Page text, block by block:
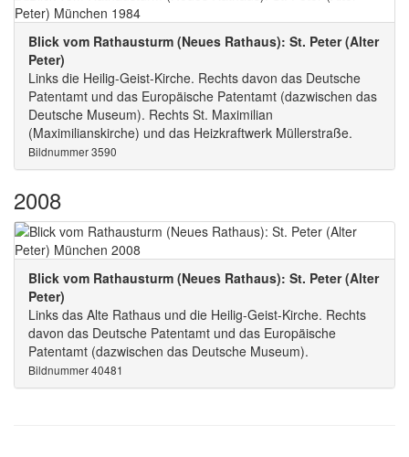
Blick vom Rathausturm (Neues Rathaus): St. Peter (Alter
Peter)
Links die Heilig-Geist-Kirche. Rechts davon das Deutsche
Patentamt und das Europäische Patentamt (dazwischen das
Deutsche Museum). Rechts St. Maximilian
(Maximilianskirche) und das Heizkraftwerk Müllerstraße.
Bildnummer 3590
2008
Blick vom Rathausturm (Neues Rathaus): St. Peter (Alter
Peter)
Links das Alte Rathaus und die Heilig-Geist-Kirche. Rechts
davon das Deutsche Patentamt und das Europäische
Patentamt (dazwischen das Deutsche Museum).
Bildnummer 40481